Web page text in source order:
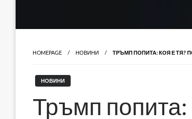
HOMEPAGE НОВИНИ ТРЪМП ПОПИТА: КОЯ Е ТЯ?
НОВИНИ
Тръмп попита: